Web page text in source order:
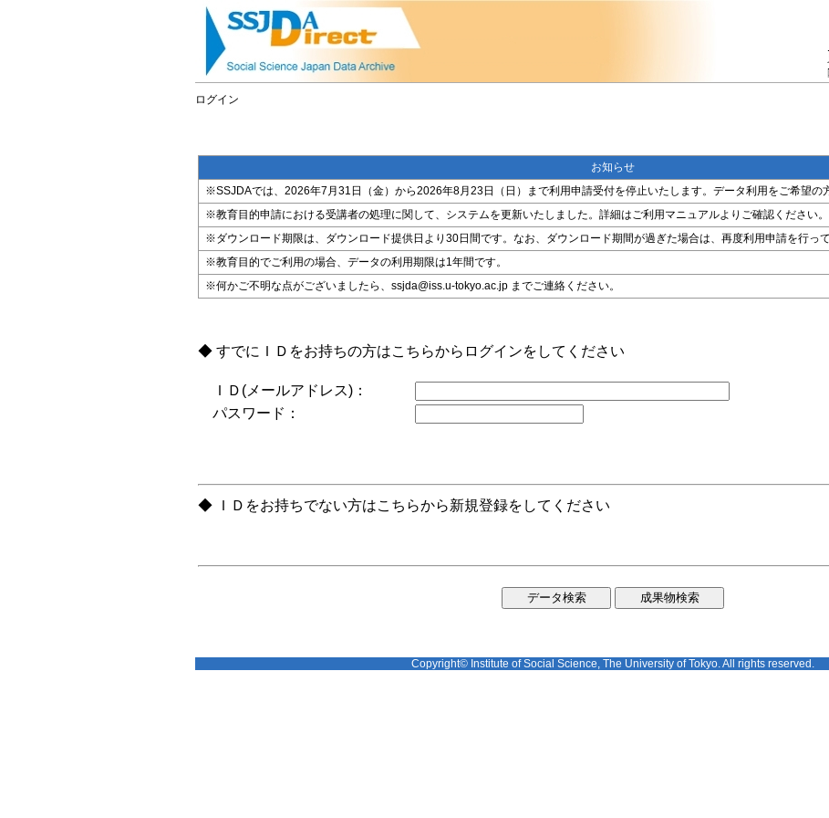
ログイン
お知らせ
※SSJDAでは、2026年7月31日（金）から2026年8月23日（日）まで利用申請受付を停止いたします。データ利用をご希望の
※教育目的申請における受講者の処理に関して、システムを更新いたしました。詳細はご利用マニュアルよりご確認ください。
※ダウンロード期限は、ダウンロード提供日より30日間です。なお、ダウンロード期間が過ぎた場合は、再度利用申請を行って
※教育目的でご利用の場合、データの利用期限は1年間です。
※何かご不明な点がございましたら、ssjda@iss.u-tokyo.ac.jp までご連絡ください。
◆ すでにＩＤをお持ちの方はこちらからログインをしてください
ＩＤ(メールアドレス)：
パスワード：
◆ ＩＤをお持ちでない方はこちらから新規登録をしてください
Copyright© Institute of Social Science, The University of Tokyo. All rights reserved.